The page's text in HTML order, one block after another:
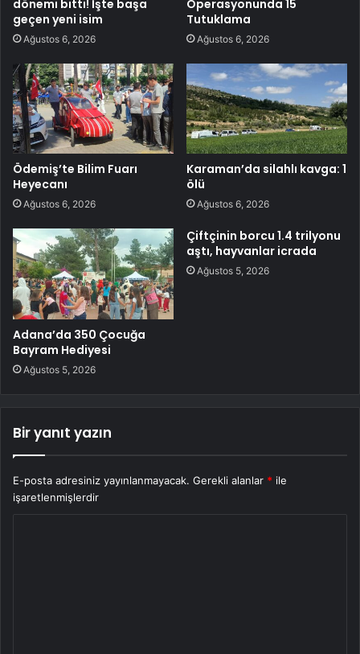
dönemi bitti! İşte başa
geçen yeni isim
Ağustos 6, 2026
Operasyonunda 15
Tutuklama
Ağustos 6, 2026
Ödemiş’te Bilim Fuarı
Heyecanı
Ağustos 6, 2026
Karaman’da silahlı kavga: 1
ölü
Ağustos 6, 2026
Adana’da 350 Çocuğa
Bayram Hediyesi
Ağustos 5, 2026
Çiftçinin borcu 1.4 trilyonu
aştı, hayvanlar icrada
Ağustos 5, 2026
Bir yanıt yazın
E-posta adresiniz yayınlanmayacak. Gerekli alanlar * ile
işaretlenmişlerdir